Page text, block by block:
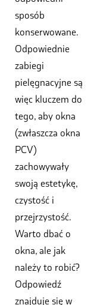
sposób
konserwowane.
Odpowiednie
zabiegi
pielęgnacyjne są
więc kluczem do
tego, aby okna
(zwłaszcza okna
PCV)
zachowywały
swoją estetykę,
czystość i
przejrzystość.
Warto dbać o
okna, ale jak
należy to robić?
Odpowiedź
znajduje się w